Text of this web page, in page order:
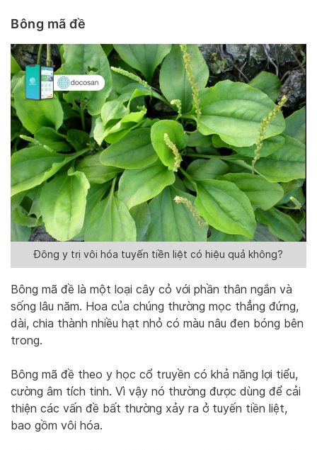
Bông mã đề
Đông y trị vôi hóa tuyến tiền liệt có hiệu quả không?
Bông mã đề là một loại cây cỏ với phần thân ngắn và
sống lâu năm. Hoa của chúng thường mọc thẳng đứng,
dài, chia thành nhiều hạt nhỏ có màu nâu đen bóng bên
trong.
Bông mã đề theo y học cổ truyền có khả năng lợi tiểu,
cường âm tích tinh. Vì vậy nó thường được dùng để cải
thiện các vấn đề bất thường xảy ra ở tuyến tiền liệt,
bao gồm vôi hóa.